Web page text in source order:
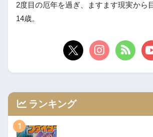
2度目の厄年を過ぎ、ますます現実から
14歳。
ランキング
1